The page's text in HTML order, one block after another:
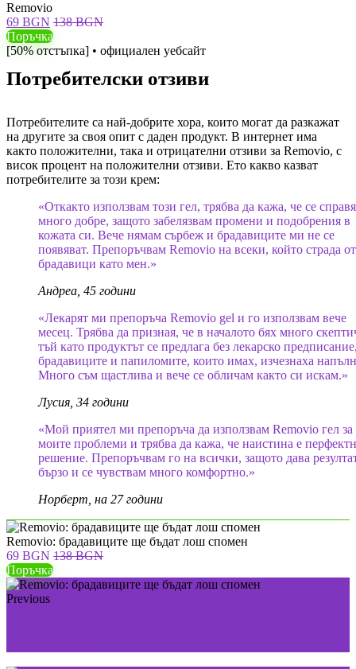
Removio
69 BGN 138 BGN
Поръчка
[50% отстъпка] • официален уебсайт
Потребителски отзиви
Потребителите са най-добрите хора, които могат да разкажат
на другите за своя опит с даден продукт. В интернет има
както положителни, така и отрицателни отзиви за Removio, с
висок процент на положителни отзиви. Ето какво казват
потребителите за този крем:
«Откакто използвам този гел, трябва да кажа, че се
много добре, защото забелязвам промени и подобрения в
кожата си. Вече нямам сърбеж и брадавиците ми не се
появяват. Препоръчвам Removio на всеки, който страда от
брадавици като мен.»
Андреа, 45 години
«Лекарят ми препоръча Removio gel и го използвам вече
месец. Трябва да призная, че в началото бях много
тъй като продуктът се предлага без лекарско
брадавиците и папиломите, които имах, изчезнаха
Много съм щастлива и вече се обличам както си искам.»
Лусия, 34 години
«Мой приятел ми препоръча да използвам Removio гел за
моите проблеми и трябва да кажа, че наистина е
решение. Препоръчвам го на всички, защото дава
бързо и се чувствам много комфортно.»
Норберт, на 27 години
Removio: брадавиците ще бъдат лош спомен
69 BGN 138 BGN
Поръчка
Previous